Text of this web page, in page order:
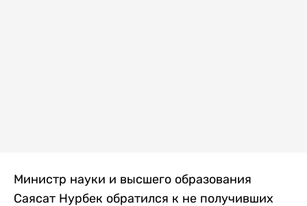
Министр науки и высшего образования
Саясат Нурбек обратился к не получивших